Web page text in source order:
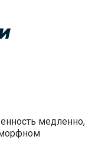
медленно,